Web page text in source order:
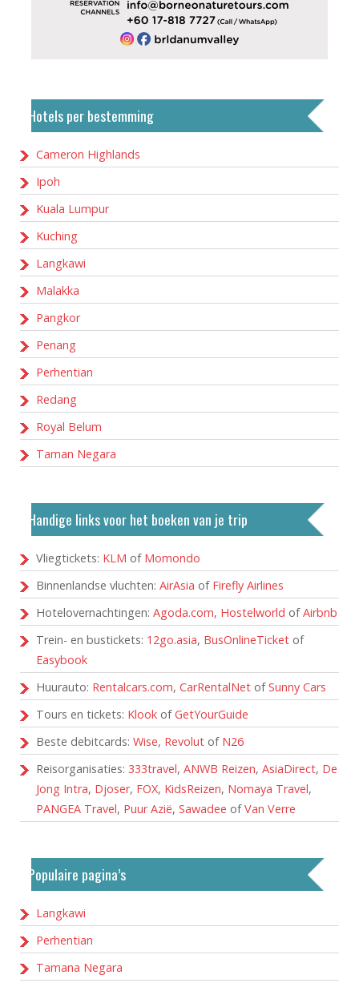
Hotels per bestemming
Cameron Highlands
Ipoh
Kuala Lumpur
Kuching
Langkawi
Malakka
Pangkor
Penang
Perhentian
Redang
Royal Belum
Taman Negara
Handige links voor het boeken van je trip
Vliegtickets: KLM of Momondo
Binnenlandse vluchten: AirAsia of Firefly Airlines
Hotelovernachtingen: Agoda.com, Hostelworld ofAirbnb
Trein- en bustickets: 12go.asia, BusOnlineTicket of
Easybook
Huurauto: Rentalcars.com, CarRentalNet ofSunny Cars
Tours en tickets: Klook ofGetYourGuide
Beste debitcards: Wise, Revolut of N26
Reisorganisaties: 333travel, ANWB Reizen, AsiaDirect, De
Jong Intra, Djoser, FOX, KidsReizen, Nomaya Travel,
PANGEA Travel, Puur Azië, Sawadee ofVan Verre
Populaire pagina’s
Langkawi
Perhentian
Tamana Negara